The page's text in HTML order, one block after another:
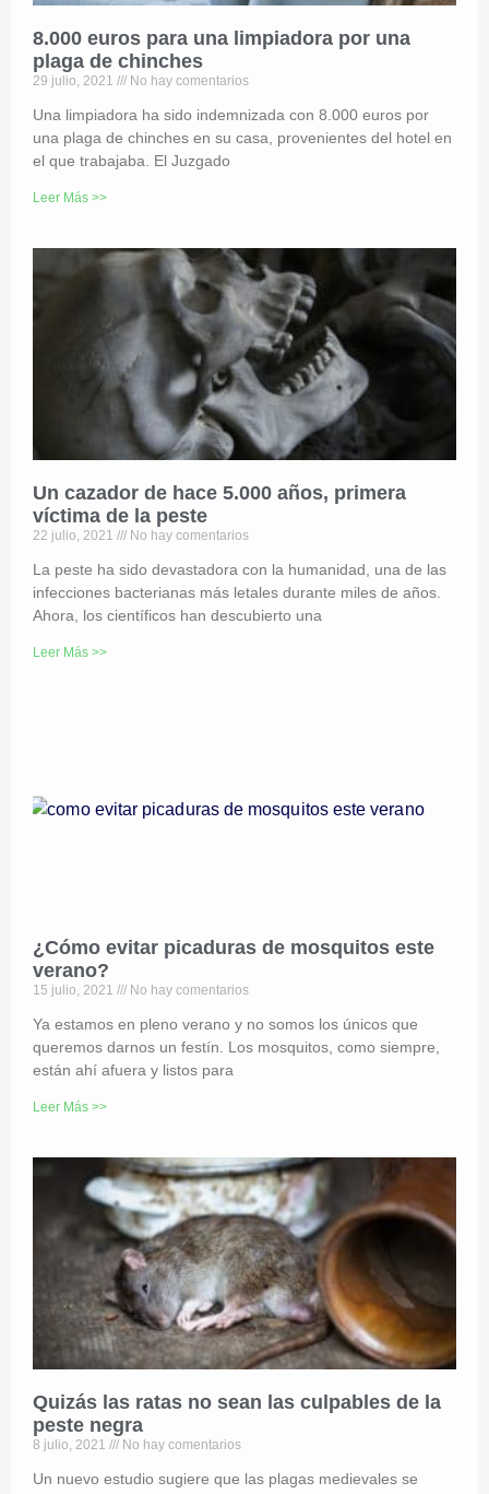
8.000 euros para una limpiadora por una
plaga de chinches
29 julio, 2021 No hay comentarios
Una limpiadora ha sido indemnizada con 8.000 euros por
una plaga de chinches en su casa, provenientes del hotel en
el que trabajaba. El Juzgado
Leer Más >>
Un cazador de hace 5.000 años, primera
víctima de la peste
22 julio, 2021 No hay comentarios
La peste ha sido devastadora con la humanidad, una de las
infecciones bacterianas más letales durante miles de años.
Ahora, los científicos han descubierto una
Leer Más >>
¿Cómo evitar picaduras de mosquitos este
verano?
15 julio, 2021 No hay comentarios
Ya estamos en pleno verano y no somos los únicos que
queremos darnos un festín. Los mosquitos, como siempre,
están ahí afuera y listos para
Leer Más >>
Quizás las ratas no sean las culpables de la
peste negra
8 julio, 2021 No hay comentarios
Un nuevo estudio sugiere que las plagas medievales se